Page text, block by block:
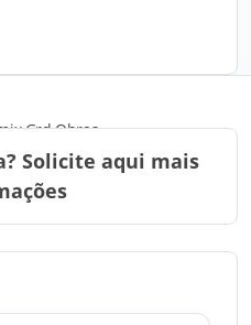
Grd Obras
O FABRICANTE
Solicite aqui mais